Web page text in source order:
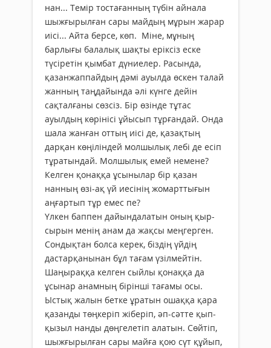
нан... Темір тостағанның түбін айнала
шыжғырылған сары майдың мұрын жарар
иісі... Айта берсе, көп. Міне, мұның
барлығы балалық шақты еріксіз еске
түсіретін қымбат дүниелер. Расында,
қазанжаппайдың дәмі ауылда өскен талай
жанның таңдайында әлі күнге дейін
сақталғаны сөзсіз. Бір өзінде тұтас
ауылдың көрінісі ұйысып тұрғандай. Онда
шала жанған оттың иісі де, қазақтың
дарқан көңіліндей молшылық лебі де есіп
тұратындай. Молшылық емей немене?
Келген қонаққа ұсынылар бір қазан
нанның өзі-ақ үй иесінің жомарттығын
аңғартып тұр емес пе?
Үлкен баппен дайындалатын оның қыр-
сырын менің анам да жақсы меңгерген.
Сондықтан болса керек, біздің үйдің
дастарқанынан бұл тағам үзілмейтін.
Шаңыраққа келген сыйлы қонаққа да
ұсынар анамның бірінші тағамы осы.
Ыстық жалын бетке ұратын ошаққа қара
қазанды төңкеріп жіберіп, әп-сәтте қып-
қызыл нанды дөңгелетіп алатын. Сөйтіп,
шыжғырылған сары майға қою сүт құйып,